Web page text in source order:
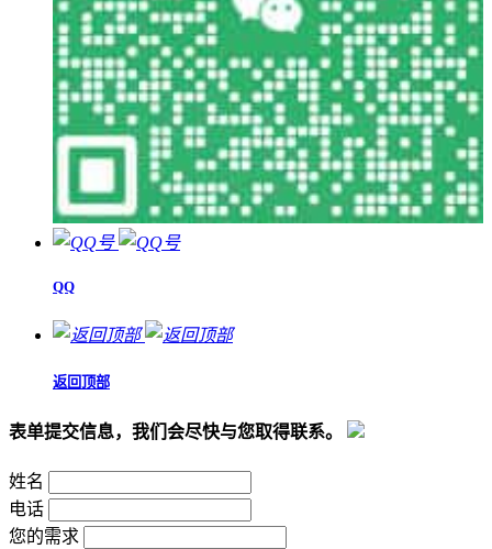
QQ
返回顶部
表单提交信息，我们会尽快与您取得联系。
姓名
电话
您的需求